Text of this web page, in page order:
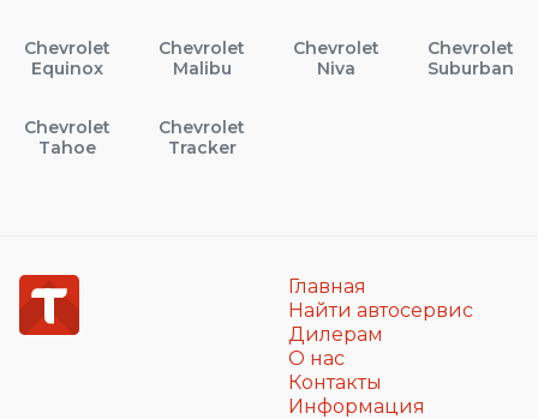
Chevrolet
Equinox
Chevrolet
Malibu
Chevrolet
Niva
Chevrolet
Suburban
Chevrolet
Tahoe
Chevrolet
Tracker
Главная
Найти автосервис
Дилерам
О нас
Контакты
Информация